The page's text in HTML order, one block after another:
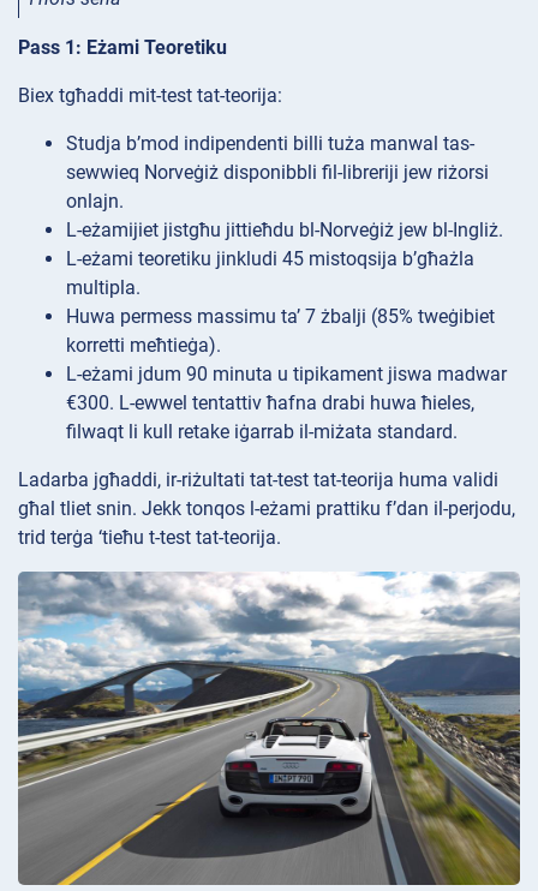
Pass 1: Eżami Teoretiku
Biex tgħaddi mit-test tat-teorija:
Studja b’mod indipendenti billi tuża manwal tas-
sewwieq Norveġiż disponibbli fil-libreriji jew riżorsi
onlajn.
L-eżamijiet jistgħu jittieħdu bl-Norveġiż jew bl-Ingliż.
L-eżami teoretiku jinkludi 45 mistoqsija b’għażla
multipla.
Huwa permess massimu ta’ 7 żbalji (85% tweġibiet
korretti meħtieġa).
L-eżami jdum 90 minuta u tipikament jiswa madwar
€300. L-ewwel tentattiv ħafna drabi huwa ħieles,
filwaqt li kull retake iġarrab il-miżata standard.
Ladarba jgħaddi, ir-riżultati tat-test tat-teorija huma validi
għal tliet snin. Jekk tonqos l-eżami prattiku f’dan il-perjodu,
trid terġa ‘tieħu t-test tat-teorija.